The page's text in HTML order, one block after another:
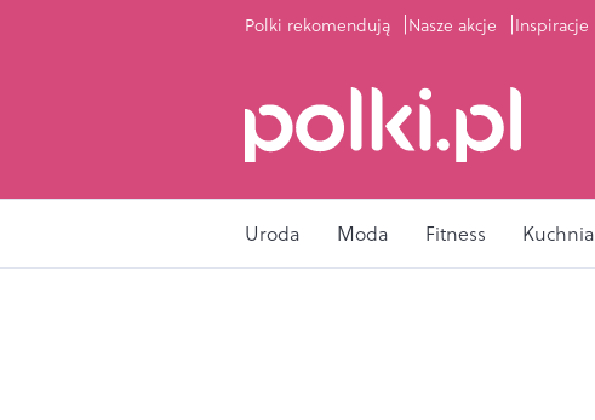
Polki rekomendują Nasze akcje Inspiracje
Uroda Moda Fitness Kuchnia